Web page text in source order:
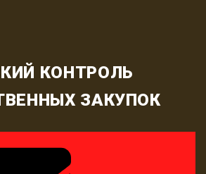
КОНТРОЛЬ
ЗАКУПОК